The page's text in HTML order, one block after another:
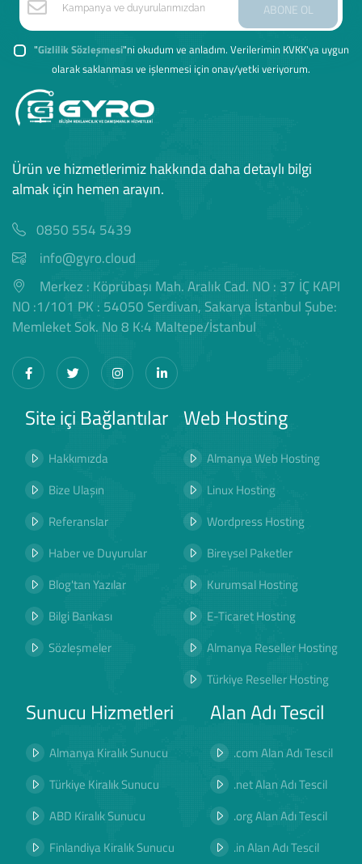
ABONE OL
"Gizlilik Sözleşmesi"ni okudum ve anladım. Verilerimin KVKK'ya uygun
olarak saklanması ve işlenmesi için onay/yetki veriyorum.
Ürün ve hizmetlerimiz hakkında daha detaylı bilgi
almak için hemen arayın.
0850 554 5439
info@gyro.cloud
Merkez : Köprübaşı Mah. Aralık Cad. NO : 37 İÇ KAPI
NO :1/101 PK : 54050 Serdivan, Sakarya İstanbul Şube:
Memleket Sok. No 8 K:4 Maltepe/İstanbul
Site içi Bağlantılar
Hakkımızda
Bize Ulaşın
Referanslar
Haber ve Duyurular
Blog'tan Yazılar
Bilgi Bankası
Sözleşmeler
Web Hosting
Almanya Web Hosting
Linux Hosting
Wordpress Hosting
Bireysel Paketler
Kurumsal Hosting
E-Ticaret Hosting
Almanya Reseller Hosting
Türkiye Reseller Hosting
Sunucu Hizmetleri
Almanya Kiralık Sunucu
Türkiye Kiralık Sunucu
ABD Kiralık Sunucu
Finlandiya Kiralık Sunucu
Alan Adı Tescil
.com Alan Adı Tescil
.net Alan Adı Tescil
.org Alan Adı Tescil
.in Alan Adı Tescil